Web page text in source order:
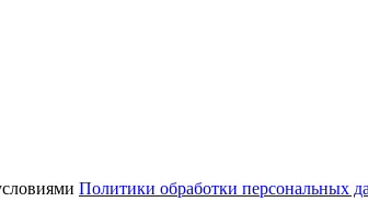
Политики обработки персональных